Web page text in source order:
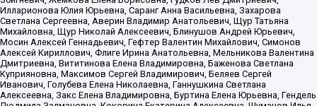
Илларионова Юлия Юрьевна, Саранг Анна Васильевна, Захарова
Светлана Сергеевна, Аверин Владимир Анатольевич, Щур Татьяна
Михайловна, Щур Николай Алексеевич, Блинушов Андрей Юрьевич,
Мосин Алексей Геннадьевич, Гефтер Валентин Михайлович, Симонов
Алексей Кириллович, Флиге Ирина Анатольевна, Мельникова Валентина
Дмитриевна, Вититинова Елена Владимировна, Баженова Светлана
Куприяновна, Максимов Сергей Владимирович, Беляев Сергей
Иванович, Голубева Елена Николаевна, Ганнушкина Светлана
Алексеевна, Закс Елена Владимировна, Буртина Елена Юрьевна, Гендель